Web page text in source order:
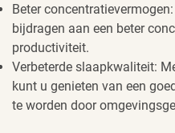
Beter
bijdragen aan een beter
productiviteit.
Verbeterde slaapkwaliteit:
kunt u genieten van een
te worden door